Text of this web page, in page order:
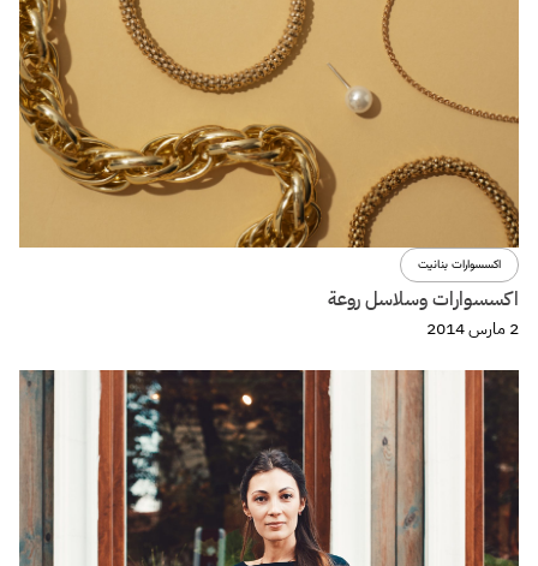
اكسسوارات بنانيت
اكسسوارات وسلاسل روعة
2 مارس 2014